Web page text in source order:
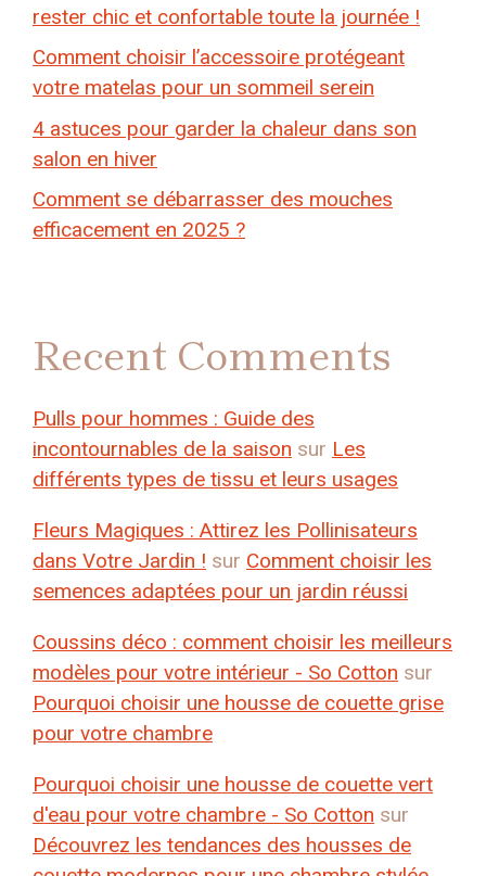
rester chic et confortable toute la journée !
Comment choisir l’accessoire protégeant
votre matelas pour un sommeil serein
4 astuces pour garder la chaleur dans son
salon en hiver
Comment se débarrasser des mouches
efficacement en 2025 ?
Recent Comments
Pulls pour hommes : Guide des
incontournables de la saison sur Les
différents types de tissu et leurs usages
Fleurs Magiques : Attirez les Pollinisateurs
dans Votre Jardin ! sur Comment choisir les
semences adaptées pour un jardin réussi
Coussins déco : comment choisir les meilleurs
modèles pour votre intérieur - So Cotton sur
Pourquoi choisir une housse de couette grise
pour votre chambre
Pourquoi choisir une housse de couette vert
d'eau pour votre chambre - So Cotton sur
Découvrez les tendances des housses de